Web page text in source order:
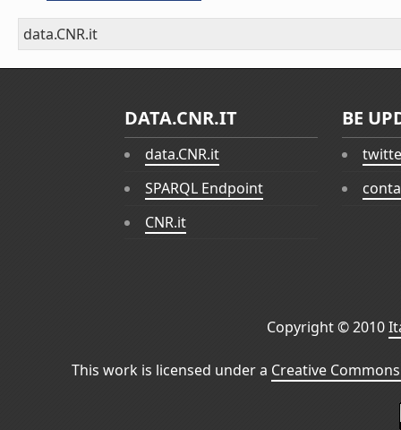
data.CNR.it
DATA.CNR.IT
data.CNR.it
SPARQL Endpoint
CNR.it
BE
Copyright © 2010
This work is licensed under a Creative